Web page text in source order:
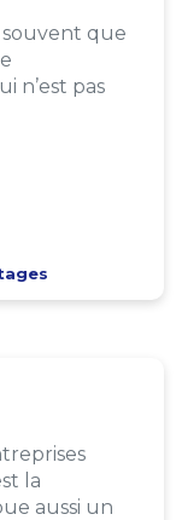
que
n’est pas
la
aussi un